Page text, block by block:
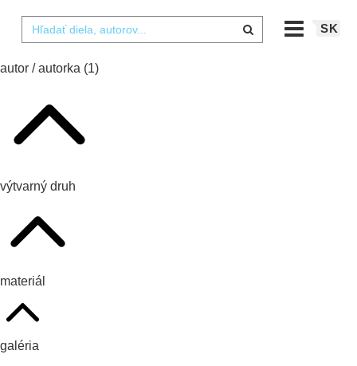
SK
autor / autorka (1)
výtvarný druh
materiál
galéria